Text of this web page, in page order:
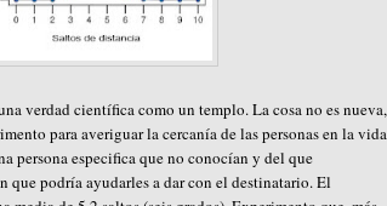
verdad científica como un templo. La cosa no es nueva,
para averiguar la cercanía de las personas en la vida
persona especifica que no conocían y del que
podría ayudarles a dar con el destinatario. El